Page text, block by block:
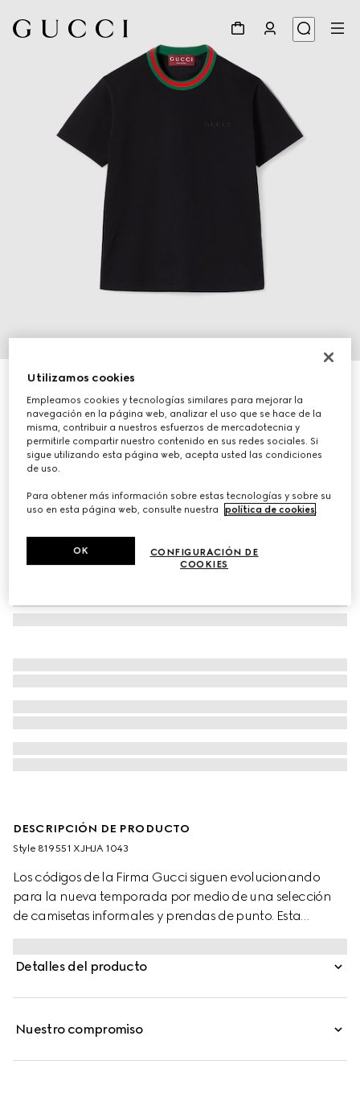
Camiseta de punto de algodón
€ 450
Variacionesnegro
DESCRIPCIÓN DE PRODUCTO
Style ‎819551 XJHJA 1043
Los códigos de la Firma Gucci siguen evolucionando
para la nueva temporada por medio de una selección
de camisetas informales y prendas de punto. Esta
camiseta de manga corta se ha confeccionado en
punto de algodón ligero con un parche con logotipo
Gucci y un ribete con tribanda Web.
Detalles del producto
Nuestro compromiso
Utilizamos cookies
Empleamos cookies y tecnologías similares para mejorar la
navegación en la página web, analizar el uso que se hace de la
misma, contribuir a nuestros esfuerzos de mercadotecnia y
permitirle compartir nuestro contenido en sus redes sociales. Si
sigue utilizando esta página web, acepta usted las condiciones
de uso.
Para obtener más información sobre estas tecnologías y sobre su
uso en esta página web, consulte nuestra
política de cookies.
CONFIGURACIÓN DE
COOKIES
OK